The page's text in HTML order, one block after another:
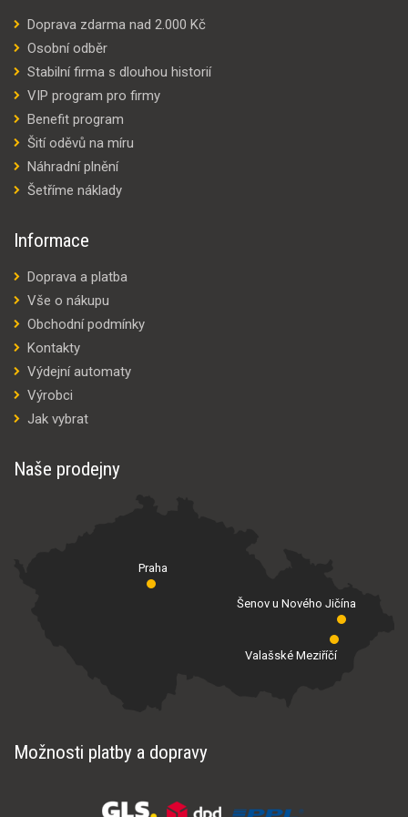
Doprava zdarma nad 2.000 Kč
Osobní odběr
Stabilní firma s dlouhou historií
VIP program pro firmy
Benefit program
Šití oděvů na míru
Náhradní plnění
Šetříme náklady
Informace
Doprava a platba
Vše o nákupu
Obchodní podmínky
Kontakty
Výdejní automaty
Výrobci
Jak vybrat
Naše prodejny
Praha
Valašské Meziříčí
Šenov u Nového Jičína
Možnosti platby a dopravy